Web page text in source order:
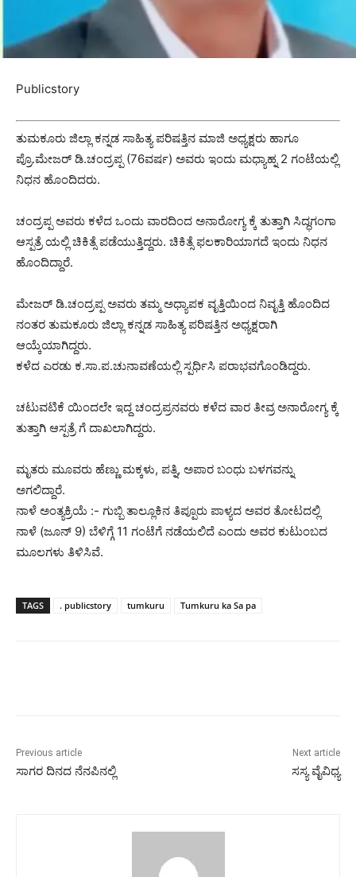
Publicstory
ತುಮಕೂರು ಜಿಲ್ಲಾ ಕನ್ನಡ ಸಾಹಿತ್ಯ ಪರಿಷತ್ತಿನ ಮಾಜಿ ಅಧ್ಯಕ್ಷರು ಹಾಗೂ
ಪ್ರೊ.ಮೇಜರ್ ಡಿ.ಚಂದ್ರಪ್ಪ (76ವರ್ಷ) ಅವರು ಇಂದು ಮಧ್ಯಾಹ್ನ 2 ಗಂಟೆಯಲ್ಲಿ
ನಿಧನ ಹೊಂದಿದರು.
ಚಂದ್ರಪ್ಪ ಅವರು ಕಳೆದ ಒಂದು ವಾರದಿಂದ ಅನಾರೋಗ್ಯ ಕ್ಕೆ ತುತ್ತಾಗಿ ಸಿದ್ಧಗಂಗಾ
ಆಸ್ಪತ್ರೆ ಯಲ್ಲಿ ಚಿಕಿತ್ಸೆ ಪಡೆಯುತ್ತಿದ್ದರು. ಚಿಕಿತ್ಸೆ ಫಲಕಾರಿಯಾಗದೆ ಇಂದು ನಿಧನ
ಹೊಂದಿದ್ದಾರೆ.
ಮೇಜರ್ ಡಿ.ಚಂದ್ರಪ್ಪ ಅವರು ತಮ್ಮ ಅಧ್ಯಾಪಕ ವೃತ್ತಿಯಿಂದ ನಿವೃತ್ತಿ ಹೊಂದಿದ
ನಂತರ ತುಮಕೂರು ಜಿಲ್ಲಾ ಕನ್ನಡ ಸಾಹಿತ್ಯ ಪರಿಷತ್ತಿನ ಅಧ್ಯಕ್ಷರಾಗಿ
ಆಯ್ಕೆಯಾಗಿದ್ದರು.
ಕಳೆದ ಎರಡು ಕ.ಸಾ.ಪ.ಚುನಾವಣೆಯಲ್ಲಿ ಸ್ಪರ್ಧಿಸಿ ಪರಾಭವಗೊಂಡಿದ್ದರು.
ಚಟುವಟಿಕೆ ಯಿಂದಲೇ ಇದ್ದ ಚಂದ್ರಪ್ರನವರು ಕಳೆದ ವಾರ ತೀವ್ರ ಅನಾರೋಗ್ಯ ಕ್ಕೆ
ತುತ್ತಾಗಿ ಆಸ್ಪತ್ರೆ ಗೆ ದಾಖಲಾಗಿದ್ದರು.
ಮೃತರು ಮೂವರು ಹೆಣ್ಣು ಮಕ್ಕಳು, ಪತ್ನಿ, ಅಪಾರ ಬಂಧು ಬಳಗವನ್ನು
ಅಗಲಿದ್ದಾರೆ.
ನಾಳೆ ಅಂತ್ಯಕ್ರಿಯೆ :- ಗುಬ್ಬಿ ತಾಲ್ಲೂಕಿನ ತಿಪ್ಪೂರು ಪಾಳ್ಯದ ಅವರ ತೋಟದಲ್ಲಿ
ನಾಳೆ (ಜೂನ್ 9) ಬೆಳಿಗ್ಗೆ 11 ಗಂಟೆಗೆ ನಡೆಯಲಿದೆ ಎಂದು ಅವರ ಕುಟುಂಬದ
ಮೂಲಗಳು ತಿಳಿಸಿವೆ.
TAGS . publicstory tumkuru Tumkuru ka Sa pa
Previous article
ಸಾಗರ ದಿನದ ನೆನಪಿನಲ್ಲಿ
Next article
ಸಸ್ಯ ವೈವಿಧ್ಯ